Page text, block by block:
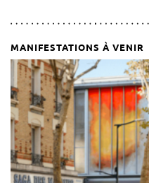
MANIFESTATIONS À VENIR